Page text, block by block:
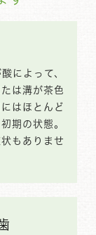
によって、
は溝が茶色
はほとんど
期の状態。
もありませ